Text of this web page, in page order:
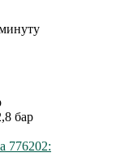
бар
776202: